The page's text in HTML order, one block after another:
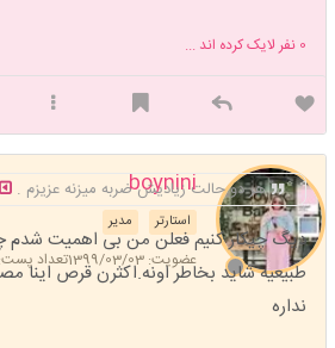
0 نفر لایک کرده اند ...
boynini
مدیر استارتر
عضویت: 1399/03/03 تعداد پست: 8050
هر دو حالت زیادیش ضربه میزنه عزیزم .
دیگ چیکار کنیم فعلن من بی اهمیت شدم
طبیعیه شاید بخاطر اونه.اکثرن قرص اینا
نداره